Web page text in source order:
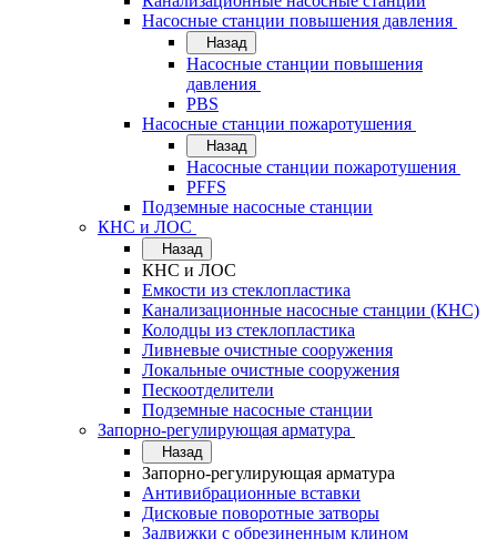
Насосные станции повышения давления
Назад
Насосные станции повышения
давления
PBS
Насосные станции пожаротушения
Назад
Насосные станции пожаротушения
PFFS
Подземные насосные станции
КНС и ЛОС
Назад
КНС и ЛОС
Емкости из стеклопластика
Канализационные насосные станции (КНС)
Колодцы из стеклопластика
Ливневые очистные сооружения
Локальные очистные сооружения
Пескоотделители
Подземные насосные станции
Запорно-регулирующая арматура
Назад
Запорно-регулирующая арматура
Антивибрационные вставки
Дисковые поворотные затворы
Задвижки с обрезиненным клином